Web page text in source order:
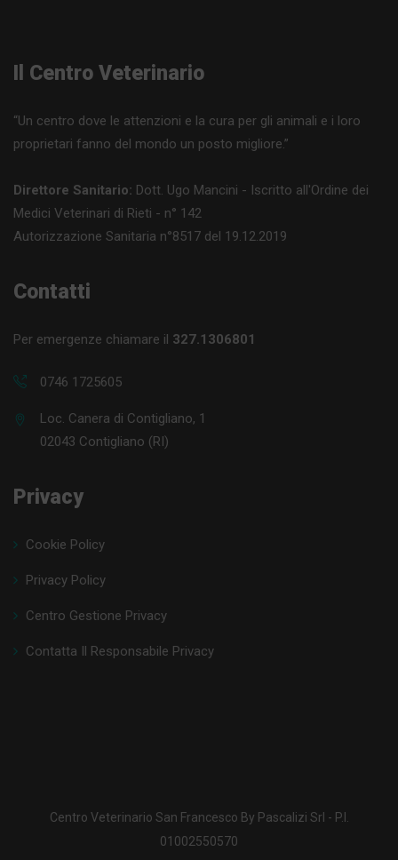
Il Centro Veterinario
“Un centro dove le attenzioni e la cura per gli animali e i loro
proprietari fanno del mondo un posto migliore.”
Direttore Sanitario: Dott. Ugo Mancini - Iscritto all'Ordine dei
Medici Veterinari di Rieti - n° 142
Autorizzazione Sanitaria n°8517 del 19.12.2019
Contatti
Per emergenze chiamare il 327.1306801
0746 1725605
Loc. Canera di Contigliano, 1
02043 Contigliano (RI)
Privacy
Cookie Policy
Privacy Policy
Centro Gestione Privacy
Contatta Il Responsabile Privacy
Centro Veterinario San Francesco By Pascalizi Srl - P.I.
01002550570